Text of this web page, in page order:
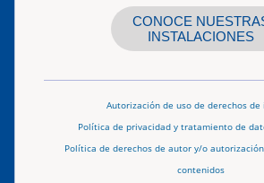
CONOCE
INSTALACIONES
Autorización de uso de derechos de
Política de privacidad y tratamiento de
Política de derechos de autor y/o
contenidos